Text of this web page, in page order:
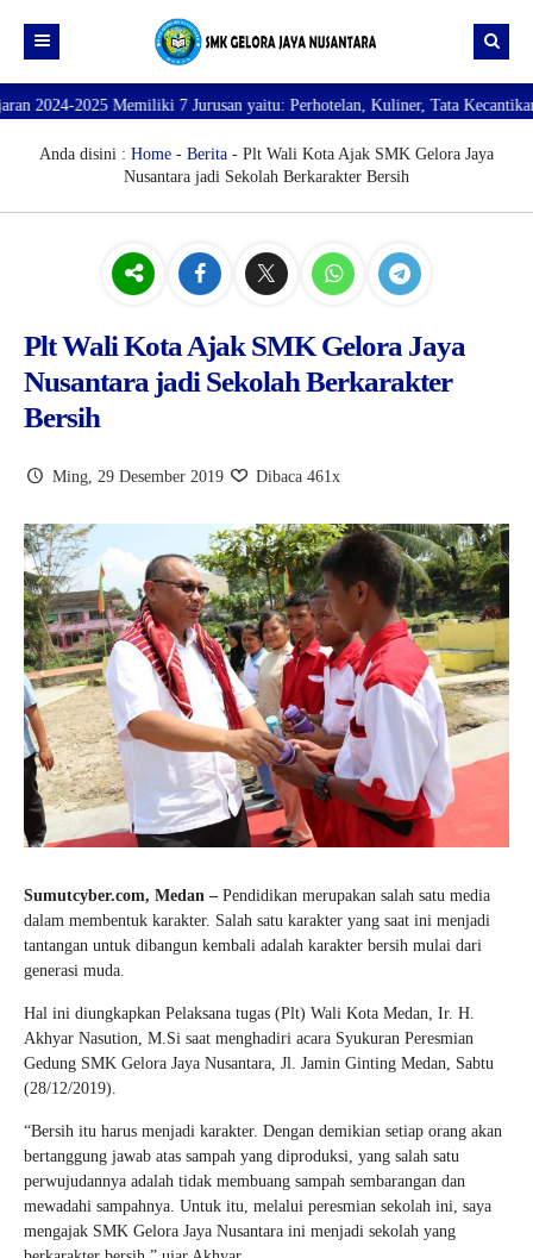
Beranda
Profil
SARANA PRASARANA
DATA GURU
2025 Memiliki 7 Jurusan yaitu: Perhotelan, Kuliner, Tata Kecantikan,
Anda disini : Home - Berita - Plt Wali Kota Ajak SMK Gelora Jaya
Nusantara jadi Sekolah Berkarakter Bersih
Plt Wali Kota Ajak SMK Gelora Jaya
Nusantara jadi Sekolah Berkarakter
Bersih
Ming, 29 Desember 2019 Dibaca 461x
Sumutcyber.com, Medan – Pendidikan merupakan salah satu media
dalam membentuk karakter. Salah satu karakter yang saat ini menjadi
tantangan untuk dibangun kembali adalah karakter bersih mulai dari
generasi muda.
Hal ini diungkapkan Pelaksana tugas (Plt) Wali Kota Medan, Ir. H.
Akhyar Nasution, M.Si saat menghadiri acara Syukuran Peresmian
Gedung SMK Gelora Jaya Nusantara, Jl. Jamin Ginting Medan, Sabtu
(28/12/2019).
“Bersih itu harus menjadi karakter. Dengan demikian setiap orang akan
bertanggung jawab atas sampah yang diproduksi, yang salah satu
perwujudannya adalah tidak membuang sampah sembarangan dan
mewadahi sampahnya. Untuk itu, melalui peresmian sekolah ini, saya
mengajak SMK Gelora Jaya Nusantara ini menjadi sekolah yang